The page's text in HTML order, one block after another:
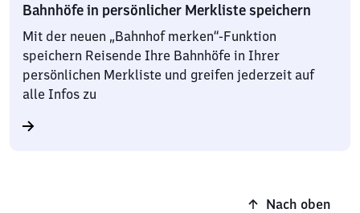
Bahnhöfe in persönlicher Merkliste speichern
Mit der neuen „Bahnhof merken“-Funktion
speichern Reisende Ihre Bahnhöfe in Ihrer
persönlichen Merkliste und greifen jederzeit auf
alle Infos zu
Nach oben